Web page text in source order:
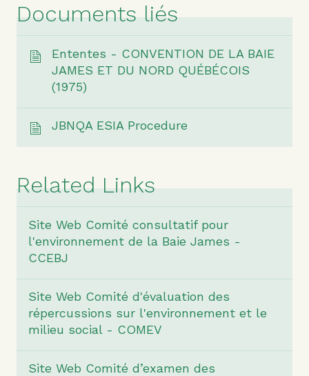
Documents liés
Ententes - CONVENTION DE LA BAIE
JAMES ET DU NORD QUÉBÉCOIS
(1975)
JBNQA ESIA Procedure
Related Links
Site Web Comité consultatif pour
l'environnement de la Baie James -
CCEBJ
Site Web Comité d'évaluation des
répercussions sur l'environnement et le
milieu social - COMEV
Site Web Comité d’examen des